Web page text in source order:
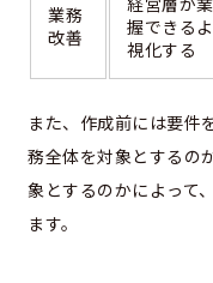
業務
改善
握できる
視化する
また、作成前には要件
務全体を対象とするの
象とするのかによって
ます。